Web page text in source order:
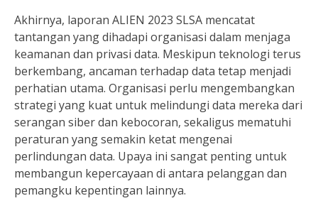
Akhirnya, laporan ALIEN 2023 SLSA mencatat
tantangan yang dihadapi organisasi dalam menjaga
keamanan dan privasi data. Meskipun teknologi terus
berkembang, ancaman terhadap data tetap menjadi
perhatian utama. Organisasi perlu mengembangkan
strategi yang kuat untuk melindungi data mereka dari
serangan siber dan kebocoran, sekaligus mematuhi
peraturan yang semakin ketat mengenai
perlindungan data. Upaya ini sangat penting untuk
membangun kepercayaan di antara pelanggan dan
pemangku kepentingan lainnya.